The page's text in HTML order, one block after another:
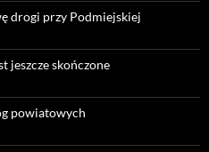
drogi przy Podmiejskiej
jeszcze skończone
powiatowych